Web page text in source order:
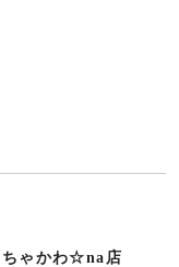
ちゃかわ☆na店